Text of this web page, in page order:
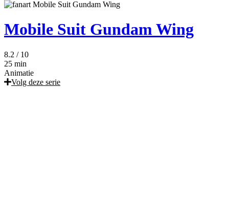
Mobile Suit Gundam Wing
8.2 / 10
25 min
Animatie
Volg deze serie